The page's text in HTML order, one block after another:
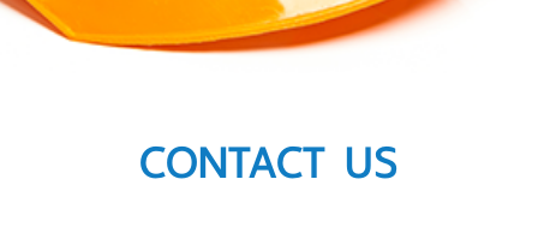
CONTACT US